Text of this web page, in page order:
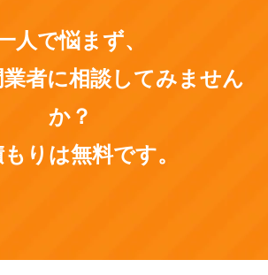
人で悩まず、
業者に相談してみません
か？
もりは無料です。